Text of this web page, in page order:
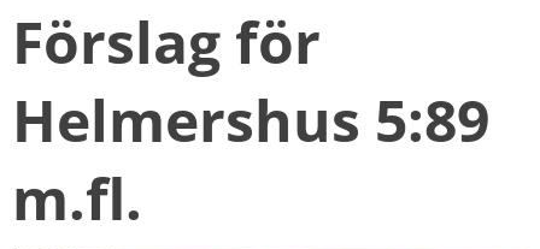
Förslag för
Helmershus 5:89
m.fl.